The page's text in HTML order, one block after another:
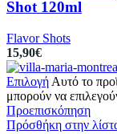
Shot 120ml
Flavor Shots
15,90€
Επιλογή Αυτό το
μπορούν να
Προεπισκόπηση
Πρόσθήκη στην